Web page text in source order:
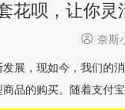
花呗，让你灵
 奈斯
展，现如今，我们的
品的购买。随着支付